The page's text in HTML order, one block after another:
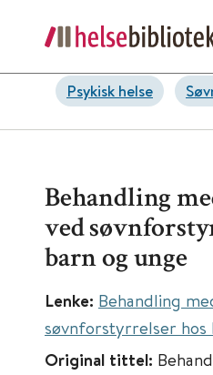
Psykisk helse
Behandling
ved
barn og unge
Lenke: Behandling
søvnforstyrrelser hos
Original tittel: